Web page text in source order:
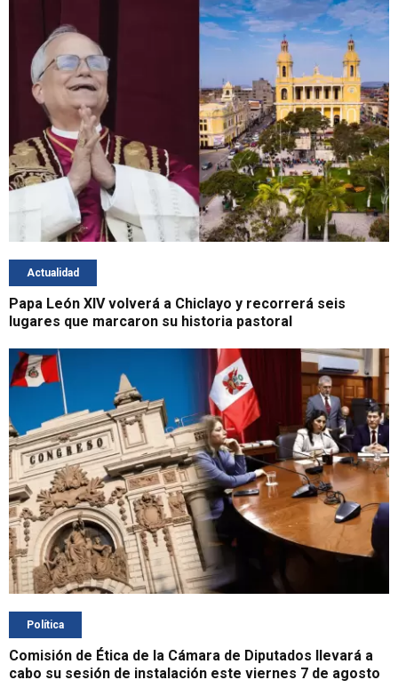
Actualidad
Papa León XIV volverá a Chiclayo y recorrerá seis
lugares que marcaron su historia pastoral
Política
Comisión de Ética de la Cámara de Diputados llevará a
cabo su sesión de instalación este viernes 7 de agosto